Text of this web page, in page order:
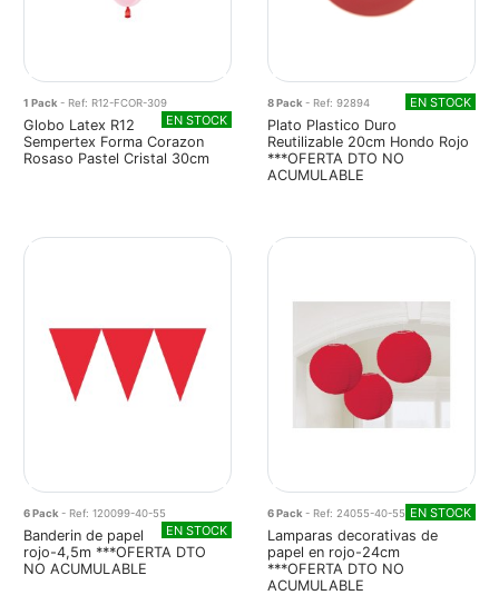
1 Pack- Ref: R12-FCOR-309
EN STOCK
Globo Latex R12
Sempertex Forma Corazon
Rosaso Pastel Cristal 30cm
8 Pack- Ref: 92894 EN STOCK
Plato Plastico Duro
Reutilizable 20cm Hondo Rojo
***OFERTA DTO NO
ACUMULABLE
6 Pack - Ref: 120099-40-55
EN STOCK
Banderin de papel
rojo-4,5m ***OFERTA DTO
NO ACUMULABLE
6 Pack - Ref: 24055-40-55 EN STOCK
Lamparas decorativas de
papel en rojo-24cm
***OFERTA DTO NO
ACUMULABLE